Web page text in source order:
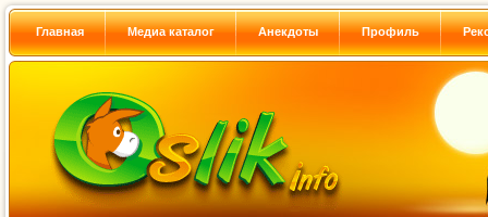
Главная Медиа каталог Анекдоты Профиль